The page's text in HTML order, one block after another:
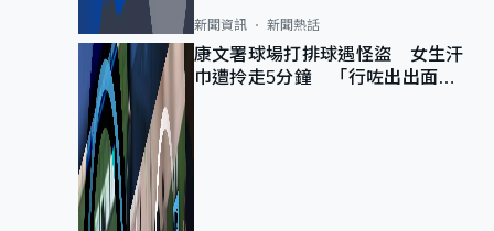
新聞資訊 新聞熱話
康文署球場打排球遇怪盜 女生汗
巾遭拎走5分鐘 「行咗出出面唔